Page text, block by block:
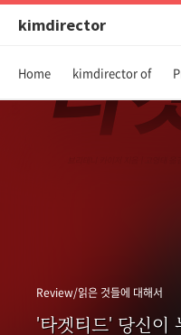
kimdirector
Home kimdirector of
Review/읽은 것들에 대해서
'타겟티드' 당신이